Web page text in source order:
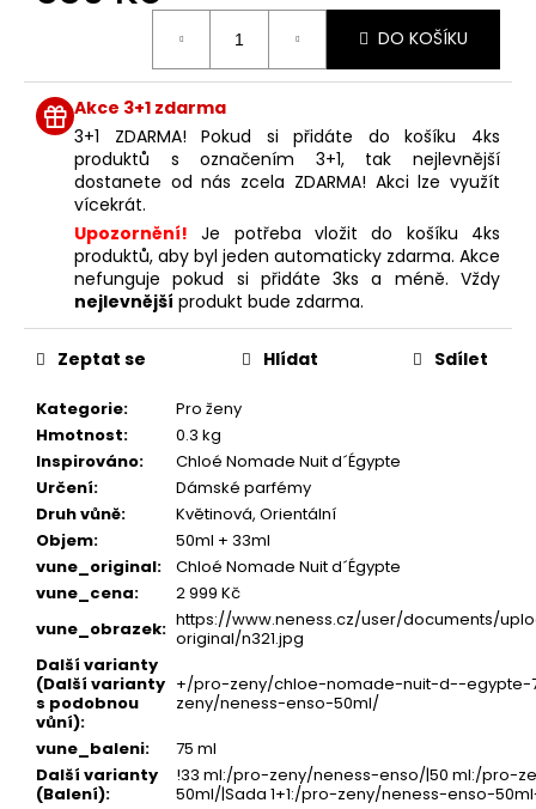
DO KOŠÍKU
Akce 3+1 zdarma
3+1 ZDARMA! Pokud si přidáte do košíku 4ks
produktů s označením 3+1, tak nejlevnější
dostanete od nás zcela ZDARMA! Akci lze využít
vícekrát.
Upozornění! Je potřeba vložit do košíku 4ks
produktů, aby byl jeden automaticky zdarma. Akce
nefunguje pokud si přidáte 3ks a méně. Vždy
nejlevnější produkt bude zdarma.
Kategorie:
Pro ženy
Hmotnost:
0.3 kg
Inspirováno:
Chloé Nomade Nuit d´Égypte
Určení:
Dámské parfémy
Druh vůně:
Květinová, Orientální
Objem:
50ml + 33ml
vune_original:
Chloé Nomade Nuit d´Égypte
vune_cena:
2 999 Kč
vune_obrazek: https://www.neness.cz/user/documents/
original/n321.jpg
Další varianty
(Další varianty
s podobnou
vůní):
+/pro-zeny/chloe-nomade-nuit-d--egypte-
zeny/neness-enso-50ml/
vune_baleni:
75 ml
Další varianty
(Balení):
!33 ml:/pro-zeny/neness-enso/|50 ml:/pro-
50ml/|Sada 1+1:/pro-zeny/neness-enso-
Zeptat se Hlídat Sdílet